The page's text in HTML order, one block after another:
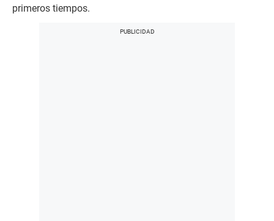
primeros tiempos.